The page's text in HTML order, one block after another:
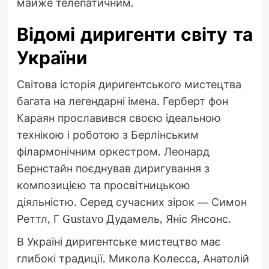
Відомі диригенти світу та
України
Світова історія диригентського мистецтва
багата на легендарні імена. Герберт фон
Караян прославився своєю ідеальною
технікою і роботою з Берлінським
філармонічним оркестром. Леонард
Бернстайн поєднував диригування з
композицією та просвітницькою
діяльністю. Серед сучасних зірок — Симон
Реттл, Г Gustavo Дудамель, Яніс Янсонс.
В Україні диригентське мистецтво має
глибокі традиції. Микола Колесса, Анатолій